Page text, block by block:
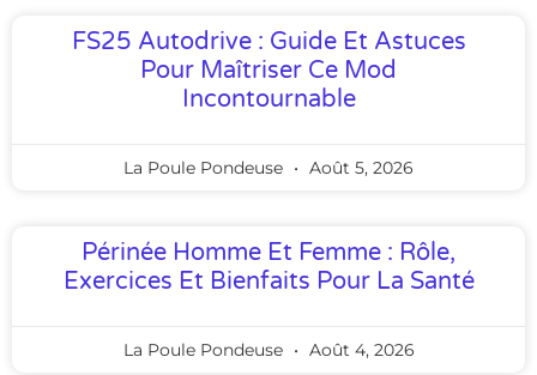
FS25 Autodrive : Guide Et Astuces
Pour Maîtriser Ce Mod
Incontournable
La Poule Pondeuse Août 5, 2026
Périnée Homme Et Femme : Rôle,
Exercices Et Bienfaits Pour La Santé
La Poule Pondeuse Août 4, 2026